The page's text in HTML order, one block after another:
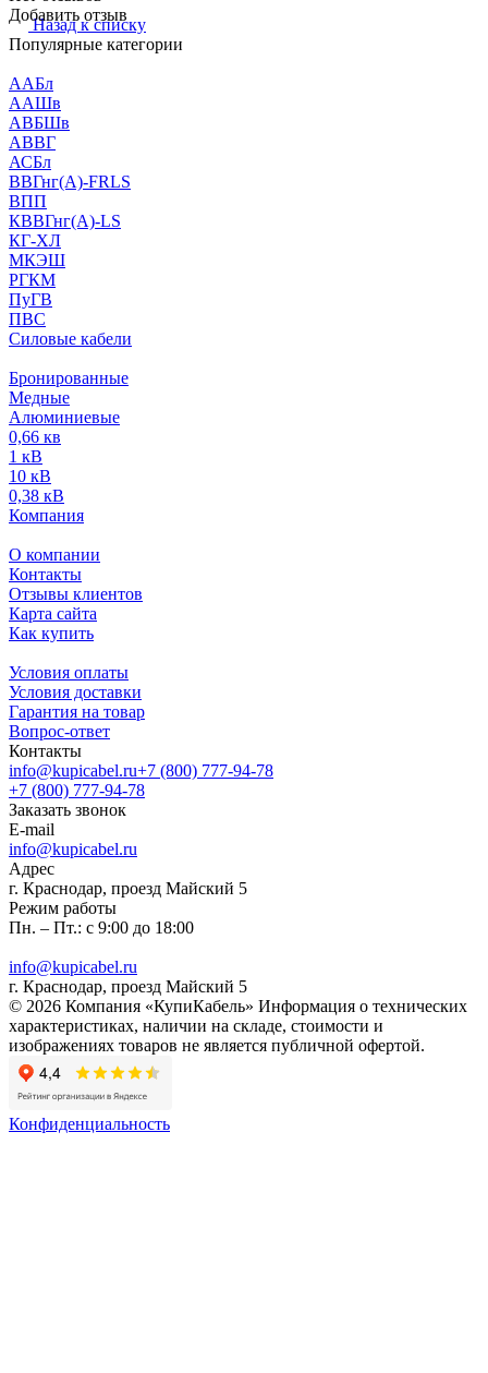
Добавить отзыв
Назад к списку
Популярные категории
ААБл
ААШв
АВБШв
АВВГ
АСБл
ВВГнг(А)-FRLS
ВПП
КВВГнг(А)-LS
КГ-ХЛ
МКЭШ
РГКМ
ПуГВ
ПВС
Силовые кабели
Бронированные
Медные
Алюминиевые
0,66 кв
1 кВ
10 кВ
0,38 кВ
Компания
О компании
Контакты
Отзывы клиентов
Карта сайта
Как купить
Условия оплаты
Условия доставки
Гарантия на товар
Вопрос-ответ
Контакты
info@kupicabel.ru+7 (800) 777-94-78
+7 (800) 777-94-78
Заказать звонок
E-mail
info@kupicabel.ru
Адрес
г. Краснодар, проезд Майский 5
Режим работы
Пн. – Пт.: с 9:00 до 18:00
info@kupicabel.ru
г. Краснодар, проезд Майский 5
© 2026 Компания «КупиКабель» Информация о технических
характеристиках, наличии на складе, стоимости и
изображениях товаров не является публичной офертой.
Конфиденциальность